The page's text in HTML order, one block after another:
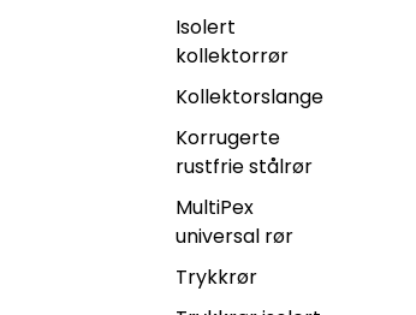
Isolert
kollektorrør
Kollektorslange
Korrugerte
rustfrie stålrør
MultiPex
universal rør
Trykkrør